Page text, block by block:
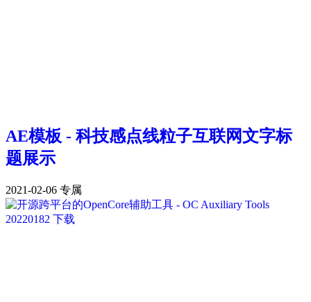
AE模板 - 科技感点线粒子互联网文字标
题展示
2021-02-06 专属